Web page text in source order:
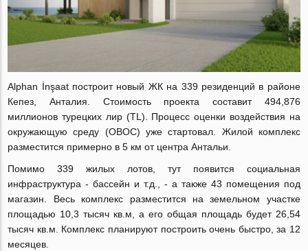
Alphan İnşaat построит новый ЖК на 339 резиденций в районе
Кепез, Анталия. Стоимость проекта составит 494,876
миллионов турецких лир (TL). Процесс оценки воздействия на
окружающую среду (ОВОС) уже стартовал. Жилой комплекс
разместится примерно в 5 км от центра Антальи.
Помимо 339 жилых лотов, тут появится социальная
инфраструктура - бассейн и т.д., - а также 43 помещения под
магазин. Весь комплекс разместится на земельном участке
площадью 10,3 тысяч кв.м, а его общая площадь будет 26,54
тысяч кв.м. Комплекс планируют построить очень быстро, за 12
месяцев.